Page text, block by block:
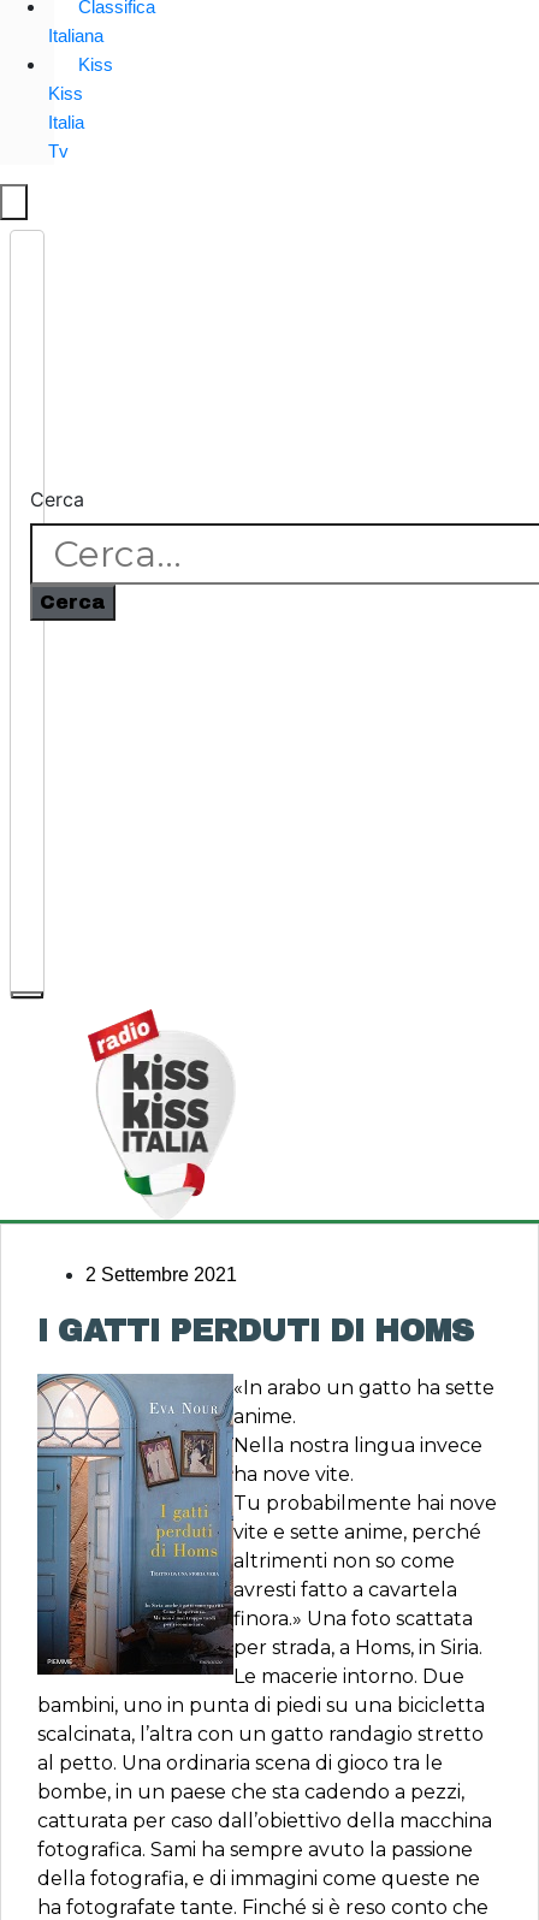
Classifica
Italiana
Kiss
Kiss
Italia
Tv
Cerca
Cerca
2 Settembre 2021
I GATTI PERDUTI DI HOMS
«In arabo un gatto ha sette
anime.
Nella nostra lingua invece
ha nove vite.
Tu probabilmente hai nove
vite e sette anime, perché
altrimenti non so come
avresti fatto a cavartela
finora.» Una foto scattata
per strada, a Homs, in Siria.
Le macerie intorno. Due
bambini, uno in punta di piedi su una bicicletta
scalcinata, l’altra con un gatto randagio stretto
al petto. Una ordinaria scena di gioco tra le
bombe, in un paese che sta cadendo a pezzi,
catturata per caso dall’obiettivo della macchina
fotografica. Sami ha sempre avuto la passione
della fotografia, e di immagini come queste ne
ha fotografate tante. Finché si è reso conto che